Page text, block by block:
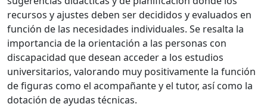
recursos y ajustes deben ser decididos y evaluados en
función de las necesidades individuales. Se resalta la
importancia de la orientación a las personas con
discapacidad que desean acceder a los estudios
universitarios, valorando muy positivamente la función
de figuras como el acompañante y el tutor, así como la
dotación de ayudas técnicas.